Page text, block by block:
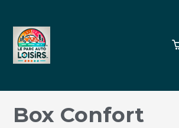
Box Confort